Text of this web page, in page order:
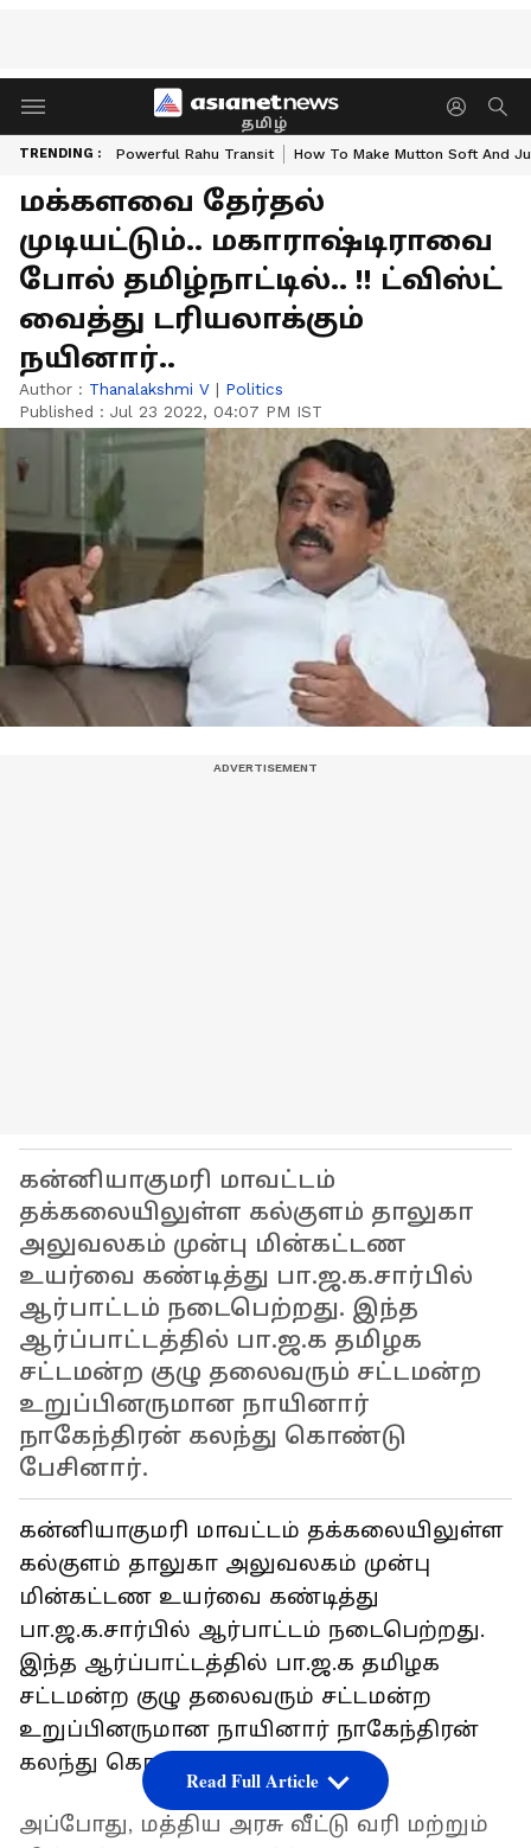
தமிழ்
TRENDING : Powerful Rahu Transit How To Make Mutton Soft And
மக்களவை தேர்தல்
முடியட்டும்.. மகாராஷ்டிராவை
போல் தமிழ்நாட்டில்.. !! ட்விஸ்ட்
வைத்து டரியலாக்கும்
நயினார்..
Author : Thanalakshmi V | Politics
Published : Jul 23 2022, 04:07 PM IST
கன்னியாகுமரி மாவட்டம்
தக்கலையிலுள்ள கல்குளம் தாலுகா
அலுவலகம் முன்பு மின்கட்டண
உயர்வை கண்டித்து பா.ஜ.க.சார்பில்
ஆர்பாட்டம் நடைபெற்றது. இந்த
ஆர்ப்பாட்டத்தில் பா.ஜ.க தமிழக
சட்டமன்ற குழு தலைவரும் சட்டமன்ற
உறுப்பினருமான நாயினார்
நாகேந்திரன் கலந்து கொண்டு
பேசினார்.
கன்னியாகுமரி மாவட்டம் தக்கலையிலுள்ள
கல்குளம் தாலுகா அலுவலகம் முன்பு
மின்கட்டண உயர்வை கண்டித்து
பா.ஜ.க.சார்பில் ஆர்பாட்டம் நடைபெற்றது.
இந்த ஆர்ப்பாட்டத்தில் பா.ஜ.க தமிழக
சட்டமன்ற குழு தலைவரும் சட்டமன்ற
உறுப்பினருமான நாயினார் நாகேந்திரன்
கலந்து கொண்டு பேசினார்.
அப்போது, மத்திய அரசு வீட்டு வரி மற்றும்
Read Full Article